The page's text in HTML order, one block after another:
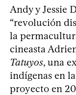
Andy y Jessie
“revolución
la
cineasta
Tatuyos, una
indígenas en
proyecto en